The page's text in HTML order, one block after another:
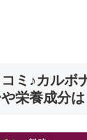
ミ♪カルボ
栄養成分は